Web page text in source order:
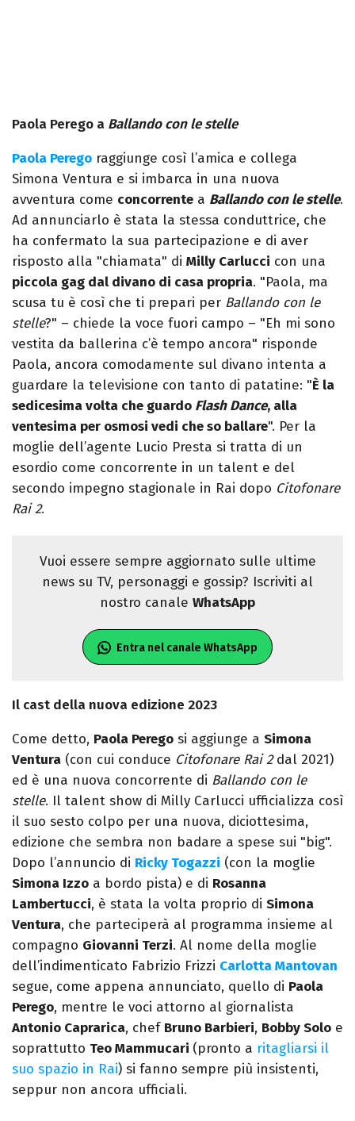
Paola Perego a Ballando con le stelle
Paola Perego raggiunge così l’amica e collega
Simona Ventura e si imbarca in una nuova
avventura come concorrente a Ballando con le stelle.
Ad annunciarlo è stata la stessa conduttrice, che
ha confermato la sua partecipazione e di aver
risposto alla "chiamata" di Milly Carlucci con una
piccola gag dal divano di casa propria. "Paola, ma
scusa tu è così che ti prepari per Ballando con le
stelle?" – chiede la voce fuori campo – "Eh mi sono
vestita da ballerina c’è tempo ancora" risponde
Paola, ancora comodamente sul divano intenta a
guardare la televisione con tanto di patatine: "È la
sedicesima volta che guardo Flash Dance, alla
ventesima per osmosi vedi che so ballare". Per la
moglie dell’agente Lucio Presta si tratta di un
esordio come concorrente in un talent e del
secondo impegno stagionale in Rai dopo Citofonare
Rai 2.
Vuoi essere sempre aggiornato sulle ultime
news su TV, personaggi e gossip? Iscriviti al
nostro canale WhatsApp
Entra nel canale WhatsApp
Il cast della nuova edizione 2023
Come detto, Paola Perego si aggiunge a Simona
Ventura (con cui conduce Citofonare Rai 2dal 2021)
ed è una nuova concorrente di Ballando con le
stelle. Il talent show di Milly Carlucci ufficializza così
il suo sesto colpo per una nuova, diciottesima,
edizione che sembra non badare a spese sui "big".
Dopo l’annuncio di Ricky Togazzi (con la moglie
Simona Izzo a bordo pista) e di Rosanna
Lambertucci, è stata la volta proprio di Simona
Ventura, che parteciperà al programma insieme al
compagno Giovanni Terzi. Al nome della moglie
dell’indimenticato Fabrizio Frizzi Carlotta Mantovan
segue, come appena annunciato, quello di Paola
Perego, mentre le voci attorno al giornalista
Antonio Caprarica, chef Bruno Barbieri, Bobby Solo e
soprattutto Teo Mammucari (pronto a ritagliarsi il
suo spazio in Rai) si fanno sempre più insistenti,
seppur non ancora ufficiali.